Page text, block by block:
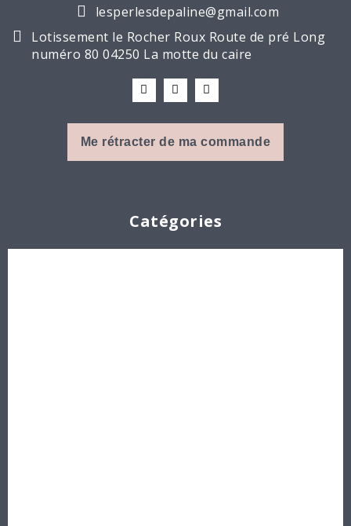
lesperlesdepaline@gmail.com
Lotissement le Rocher Roux Route de pré Long
numéro 80 04250 La motte du caire
Me rétracter de ma commande
Catégories